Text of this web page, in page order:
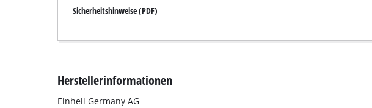
Sicherheitshinweise (PDF)
Herstellerinformationen
Einhell Germany AG